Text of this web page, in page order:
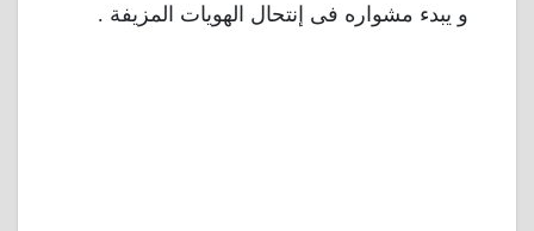
و يبدء مشواره فى إنتحال الهويات المزيفة .